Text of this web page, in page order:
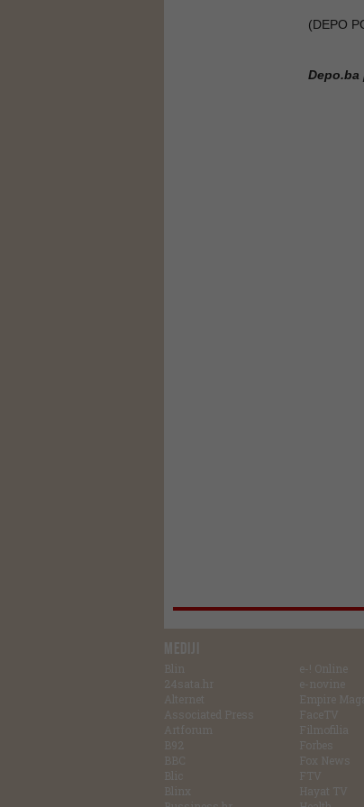
(DEPO
Depo.ba
MEDIJI
Blin
24sata.hr
Alternet
Associated Press
Artforum
B92
BBC
Blic
Blinx
e-! Online
e-novine
Empire
FaceTV
Filmofilia
Forbes
Fox News
FTV
Hayat TV